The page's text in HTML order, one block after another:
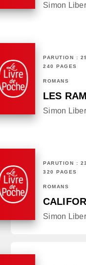
Simon
PARUTION :
240 PAGES
ROMANS
LES
Simon
PARUTION :
320 PAGES
ROMANS
Simon